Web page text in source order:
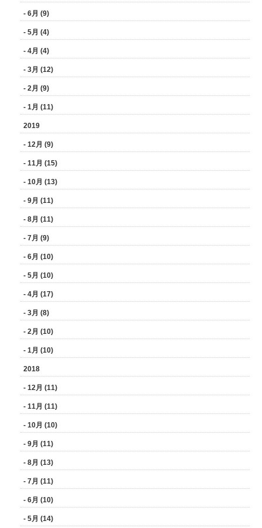
- 6月 (9)
- 5月 (4)
- 4月 (4)
- 3月 (12)
- 2月 (9)
- 1月 (11)
2019
- 12月 (9)
- 11月 (15)
- 10月 (13)
- 9月 (11)
- 8月 (11)
- 7月 (9)
- 6月 (10)
- 5月 (10)
- 4月 (17)
- 3月 (8)
- 2月 (10)
- 1月 (10)
2018
- 12月 (11)
- 11月 (11)
- 10月 (10)
- 9月 (11)
- 8月 (13)
- 7月 (11)
- 6月 (10)
- 5月 (14)